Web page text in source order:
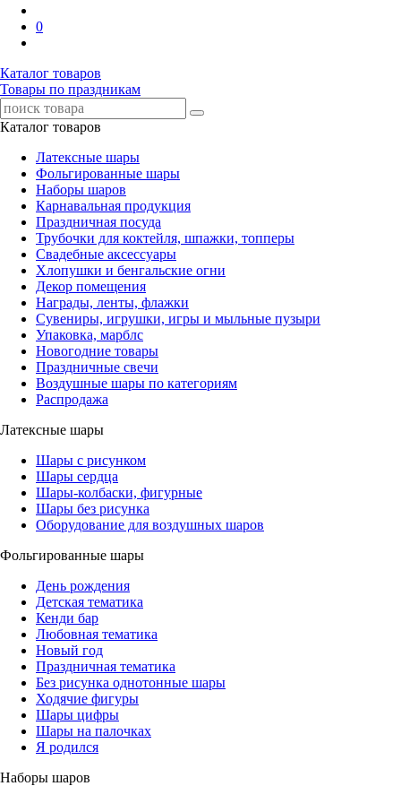
0
Каталог товаров
Товары по праздникам
Каталог товаров
Латексные шары
Фольгированные шары
Наборы шаров
Карнавальная продукция
Праздничная посуда
Трубочки для коктейля, шпажки, топперы
Свадебные аксессуары
Хлопушки и бенгальские огни
Декор помещения
Награды, ленты, флажки
Сувениры, игрушки, игры и мыльные пузыри
Упаковка, марблс
Новогодние товары
Праздничные свечи
Воздушные шары по категориям
Распродажа
Латексные шары
Шары с рисунком
Шары сердца
Шары-колбаски, фигурные
Шары без рисунка
Оборудование для воздушных шаров
Фольгированные шары
День рождения
Детская тематика
Кенди бар
Любовная тематика
Новый год
Праздничная тематика
Без рисунка однотонные шары
Ходячие фигуры
Шары цифры
Шары на палочках
Я родился
Наборы шаров